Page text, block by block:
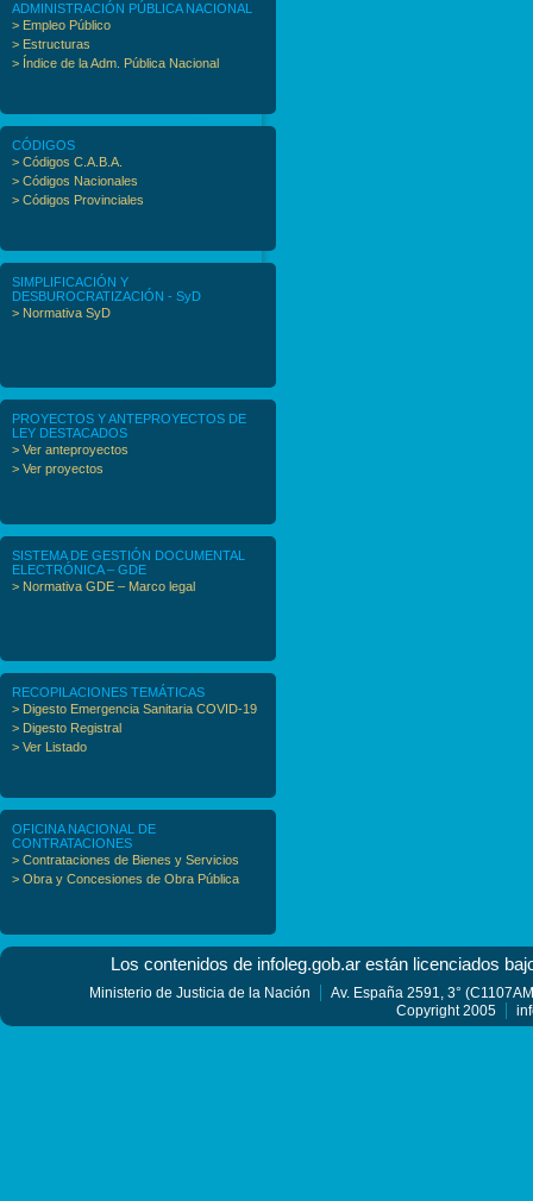
ADMINISTRACIÓN PÚBLICA NACIONAL
> Empleo Público
> Estructuras
> Índice de la Adm. Pública Nacional
CÓDIGOS
> Códigos C.A.B.A.
> Códigos Nacionales
> Códigos Provinciales
SIMPLIFICACIÓN Y
DESBUROCRATIZACIÓN - SyD
> Normativa SyD
PROYECTOS Y ANTEPROYECTOS DE
LEY DESTACADOS
> Ver anteproyectos
> Ver proyectos
SISTEMA DE GESTIÓN DOCUMENTAL
ELECTRÓNICA – GDE
> Normativa GDE – Marco legal
RECOPILACIONES TEMÁTICAS
> Digesto Emergencia Sanitaria COVID-19
> Digesto Registral
> Ver Listado
OFICINA NACIONAL DE
CONTRATACIONES
> Contrataciones de Bienes y Servicios
> Obra y Concesiones de Obra Pública
Los contenidos de infoleg.gob.ar están licenciados
Ministerio de Justicia de la Nación
Av. España 2591, 3°
Copyright 2005